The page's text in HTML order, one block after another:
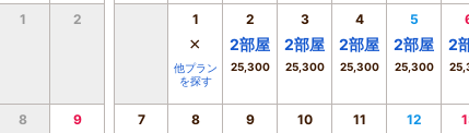
1
2
8 9
1
×
他プラン
を探す
2
2部屋
25,300
3
2部屋
25,300
4
2部屋
25,300
5
2部屋
25,300
2
7 8 9 10 11 12